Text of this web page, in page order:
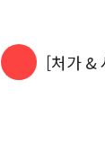
[처가 &